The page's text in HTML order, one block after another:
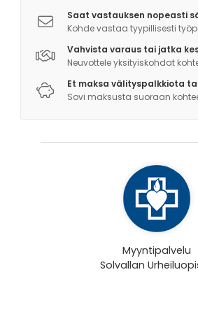
Solvallan urheiluopiston
ovat talvella hiihtolatuja.
Solvalla tarjoaa monipuolisia
yrityksille, seuroille, kouluille ja
Saat vastauksen nopeasti
Kohde vastaa tyypillisesti
Vahvista varaus tai jatka
Neuvottele yksityiskohdat
Et maksa välityspalkkiota
Sovi maksusta suoraan
Myyntipalvelu
Solvallan